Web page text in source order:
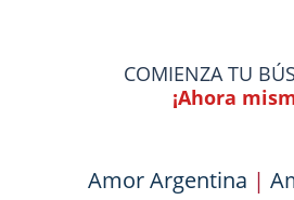
COMIENZA TU
¡Ahora
Amor Argentina |